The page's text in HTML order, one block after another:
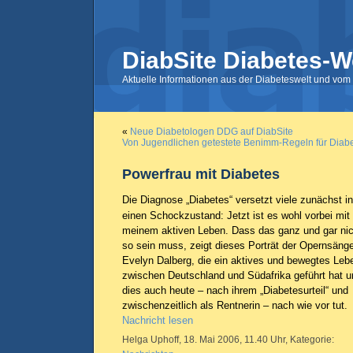
DiabSite Diabetes-
Aktuelle Informationen aus der Diabeteswelt und
« Neue Diabetologen DDG auf DiabSite
Von Jugendlichen getestete Benimm-Regeln für
Powerfrau mit Diabetes
Die Diagnose „Diabetes“ versetzt viele zunächst in
einen Schockzustand: Jetzt ist es wohl vorbei mit
meinem aktiven Leben. Dass das ganz und gar
so sein muss, zeigt dieses Porträt der
Evelyn Dalberg, die ein aktives und bewegtes
zwischen Deutschland und Südafrika geführt hat
dies auch heute – nach ihrem „Diabetesurteil“ und
zwischenzeitlich als Rentnerin – nach wie vor tut.
Nachricht lesen
Helga Uphoff, 18. Mai 2006, 11.40 Uhr, Kategorie: